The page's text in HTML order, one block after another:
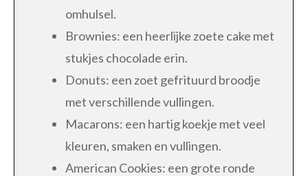
omhulsel.
Brownies: een heerlijke zoete cake met
stukjes chocolade erin.
Donuts: een zoet gefrituurd broodje
met verschillende vullingen.
Macarons: een hartig koekje met veel
kleuren, smaken en vullingen.
American Cookies: een grote ronde